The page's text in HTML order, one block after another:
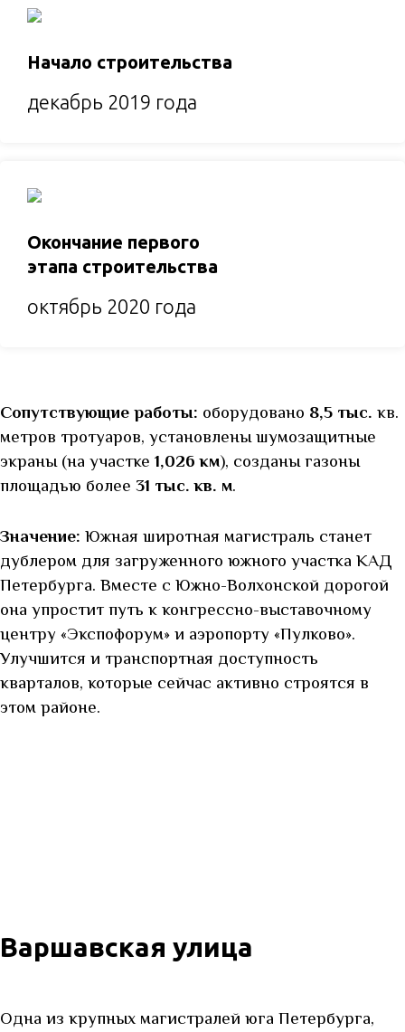
Начало строительства
декабрь 2019 года
Окончание первого
этапа строительства
октябрь 2020 года
Сопутствующие работы: оборудовано 8,5 тыс. кв.
метров тротуаров, установлены шумозащитные
экраны (на участке 1,026 км), созданы газоны
площадью более 31 тыс. кв. м.
Значение: Южная широтная магистраль станет
дублером для загруженного южного участка КАД
Петербурга. Вместе с Южно-Волхонской дорогой
она упростит путь к конгрессно-выставочному
центру «Экспофорум» и аэропорту «Пулково».
Улучшится и транспортная доступность
кварталов, которые сейчас активно строятся в
этом районе.
Варшавская улица
Одна из крупных магистралей юга Петербурга,